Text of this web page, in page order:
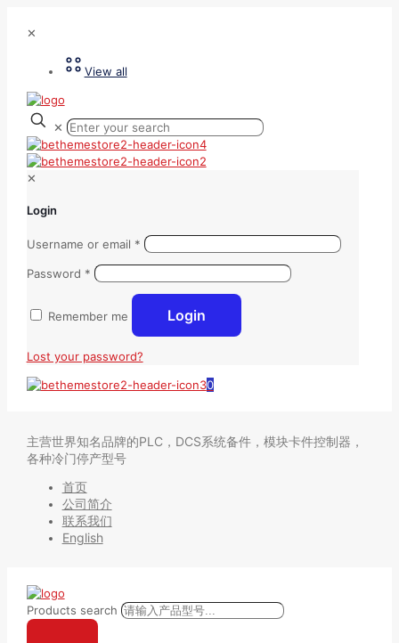
✕
View all
✕
✕
Login
Username or email *
Password *
Remember me Login
Lost your password?
0
主营世界知名品牌的PLC，DCS系统备件，模块卡件控制器，
各种冷门停产型号
首页
公司简介
联系我们
English
Products search